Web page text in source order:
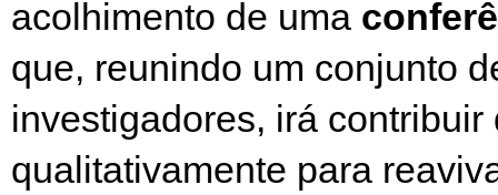
acolhimento de uma
que, reunindo um conjunto
investigadores, irá contribuir
qualitativamente para